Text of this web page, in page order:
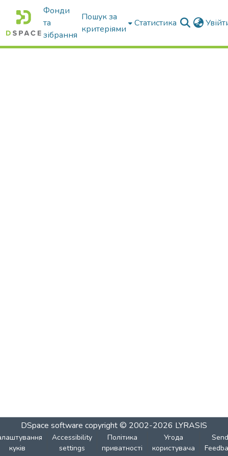
Фонди
та
зібрання
Пошук за
критеріями
Статистика
DSpace software copyright © 2002-2026 LYRASIS
куків
Accessibility
settings
Політика
приватності
Угода
користувача
Send